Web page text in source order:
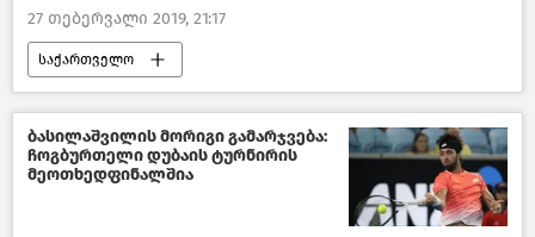
27 თებერვალი 2019, 21:17
საქართველო
კულტურა საქართველოში
ბასილაშვილის მორიგი გამარჯვება:
ჩოგბურთელი დუბაის ტურნირის
მეოთხედფინალშია